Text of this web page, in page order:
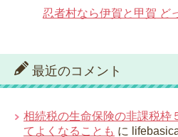
忍者村なら伊賀と甲賀 ど
最近のコメント
相続税の生命保険の非課税枠
てよくなることも に